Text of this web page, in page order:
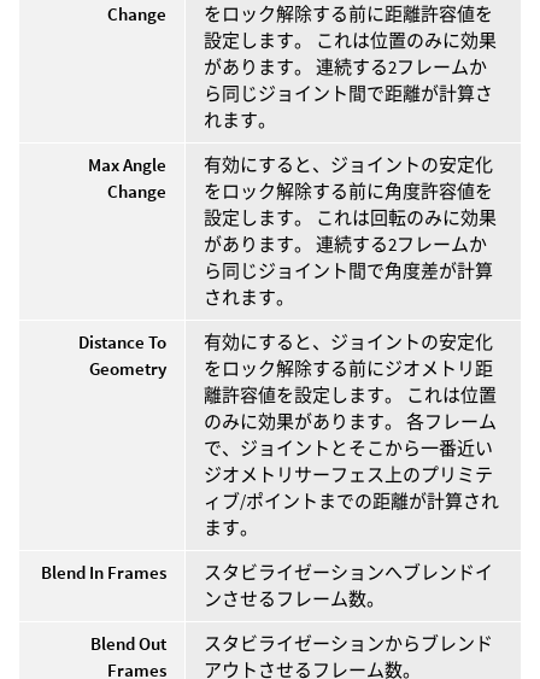
Change
をロック解除する前に距離許容値を
設定します。 これは位置のみに効果
があります。 連続する2フレームか
ら同じジョイント間で距離が計算さ
れます。
Max Angle
Change
有効にすると、ジョイントの安定化
をロック解除する前に角度許容値を
設定します。 これは回転のみに効果
があります。 連続する2フレームか
ら同じジョイント間で角度差が計算
されます。
Distance To
Geometry
有効にすると、ジョイントの安定化
をロック解除する前にジオメトリ距
離許容値を設定します。 これは位置
のみに効果があります。 各フレーム
で、ジョイントとそこから一番近い
ジオメトリサーフェス上のプリミテ
ィブ/ポイントまでの距離が計算され
ます。
Blend In Frames
スタビライゼーションへブレンドイ
ンさせるフレーム数。
Blend Out
Frames
スタビライゼーションからブレンド
アウトさせるフレーム数。